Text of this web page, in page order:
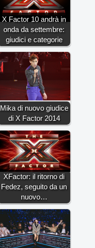
X Factor 10 andrà in
onda da settembre:
giudici e categorie
Mika di nuovo giudice
di X Factor 2014
XFactor: il ritorno di
Fedez, seguito da un
nuovo…